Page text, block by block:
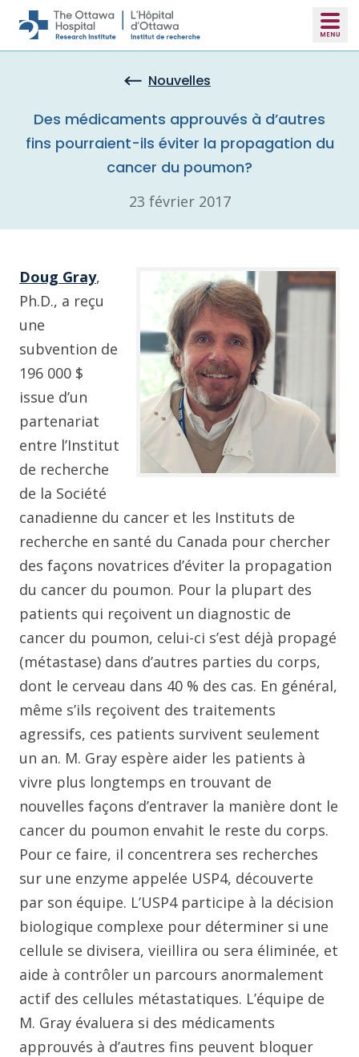
Skip to main content
Nouvelles
Des médicaments approuvés à d’autres
fins pourraient-ils éviter la propagation du
cancer du poumon?
23 février 2017
Doug Gray,
Ph.D., a reçu
une
subvention de
196 000 $
issue d’un
partenariat
entre l’Institut
de recherche
de la Société
canadienne du cancer et les Instituts de
recherche en santé du Canada pour chercher
des façons novatrices d’éviter la propagation
du cancer du poumon. Pour la plupart des
patients qui reçoivent un diagnostic de
cancer du poumon, celui-ci s’est déjà propagé
(métastase) dans d’autres parties du corps,
dont le cerveau dans 40 % des cas. En général,
même s’ils reçoivent des traitements
agressifs, ces patients survivent seulement
un an. M. Gray espère aider les patients à
vivre plus longtemps en trouvant de
nouvelles façons d’entraver la manière dont le
cancer du poumon envahit le reste du corps.
Pour ce faire, il concentrera ses recherches
sur une enzyme appelée USP4, découverte
par son équipe. L’USP4 participe à la décision
biologique complexe pour déterminer si une
cellule se divisera, vieillira ou sera éliminée, et
aide à contrôler un parcours anormalement
actif des cellules métastatiques. L’équipe de
M. Gray évaluera si des médicaments
approuvés à d’autres fins peuvent bloquer